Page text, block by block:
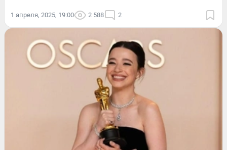
1 апреля, 2025, 19:00 2 588 2